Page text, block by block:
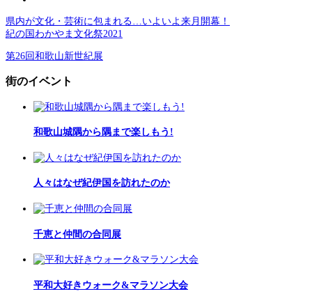
県内が文化・芸術に包まれる…いよいよ来月開幕！
紀の国わかやま文化祭2021
第26回和歌山新世紀展
街のイベント
和歌山城隅から隅まで楽しもう!
人々はなぜ紀伊国を訪れたのか
千恵と仲間の合同展
平和大好きウォーク&マラソン大会